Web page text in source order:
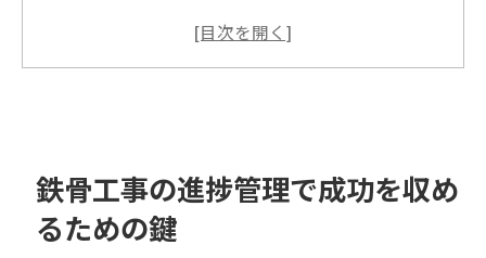
定期的な進捗レビューの実施
驚くべき鉄骨工事の管理テクニックとは
効果的なチームリーダーシップ
進捗状況のリアルタイム追跡
鉄骨工事の進捗管理で成功を収め
るための鍵